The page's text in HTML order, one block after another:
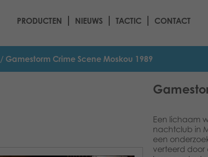
PRODUCTEN NIEUWS TACTIC CONTACT
/ Gamestorm Crime Scene Moskou 1989
Een lichaam
nachtclub in
een
verteerd door